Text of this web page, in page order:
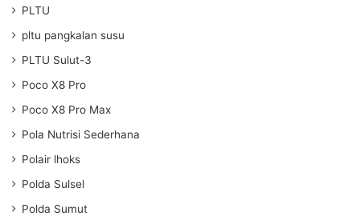
PLTU
pltu pangkalan susu
PLTU Sulut-3
Poco X8 Pro
Poco X8 Pro Max
Pola Nutrisi Sederhana
Polair lhoks
Polda Sulsel
Polda Sumut